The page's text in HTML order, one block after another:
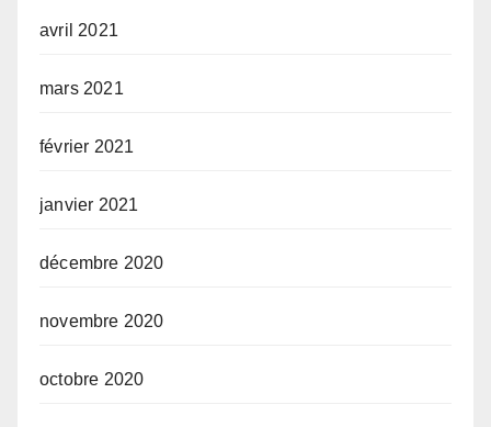
avril 2021
mars 2021
février 2021
janvier 2021
décembre 2020
novembre 2020
octobre 2020